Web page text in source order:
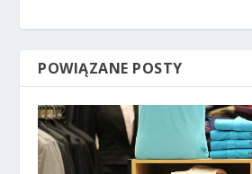
POWIĄZANE POSTY